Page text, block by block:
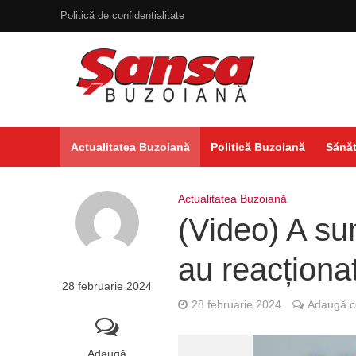
Politică de confidențialitate
Actualitatea Buzoiană Politică Buzoiană
28 februarie 2024
Actualitatea Buzoiană
(Video) A
au
28 februarie 2024 Adaugă